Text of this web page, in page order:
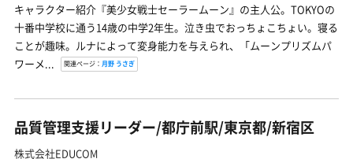
キャラクター紹介『美少女戦士セーラームーン』の主人公。TOKYOの
十番中学校に通う14歳の中学2年生。泣き虫でおっちょこちょい。寝る
ことが趣味。ルナによって変身能力を与えられ、「ムーンプリズムパ
ワーメ...
関連ページ： 月野 うさぎ
品質管理支援リーダー/都庁前駅/東京都/新宿区
株式会社EDUCOM